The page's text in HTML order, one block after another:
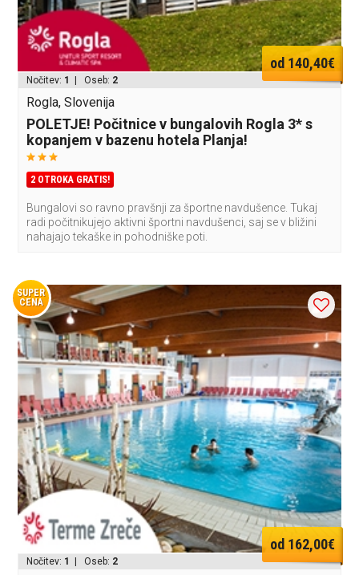
od 140,40€
Nočitev: 1 | Oseb: 2
Rogla, Slovenija
POLETJE! Počitnice v bungalovih Rogla 3* s
kopanjem v bazenu hotela Planja!
2 OTROKA GRATIS!
Bungalovi so ravno pravšnji za športne navdušence. Tukaj
radi počitnikujejo aktivni športni navdušenci, saj se v bližini
nahajajo tekaške in pohodniške poti.
SUPER
CENA
od 162,00€
Nočitev: 1 | Oseb: 2